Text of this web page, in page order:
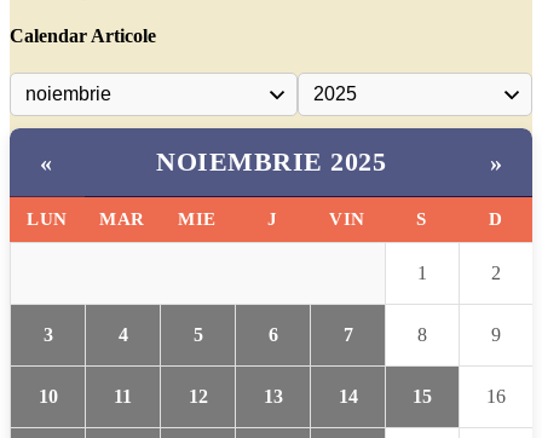
Calendar Articole
« NOIEMBRIE 2025 »
LUN MAR MIE J VIN S D
1 2
3 4 5 6 7 8 9
10 11 12 13 14 15 16